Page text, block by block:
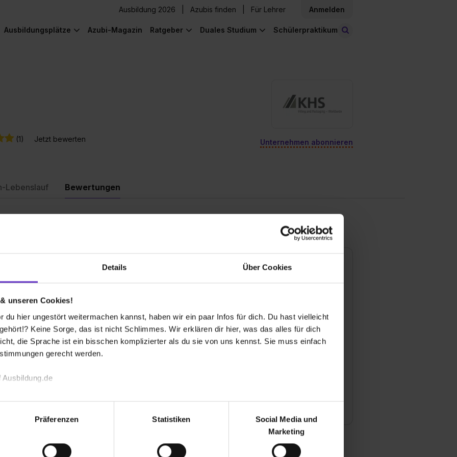
Details Über Cookies
unseren Cookies!
du hier ungestört weitermachen kannst, haben wir ein paar Infos für dich. Du hast vielleicht
Keine Sorge, das ist nicht Schlimmes. Wir erklären dir hier, was das alles für dich
die Sprache ist ein bisschen komplizierter als du sie von uns kennst. Sie muss einfach
gerecht werden.
Funktion unserer Webseite („Notwendig“), um von dir bei Benutzung der
zu speichern ( „Präferenzen“), die Zugriffe auf unsere Webseite zu analysieren
zu deiner Verwendung unserer Website an unsere Partner für soziale Medien, Werbung
um Inhalte und Anzeigen zu personalisieren („Social Media und Marketing“). Unsere
möglicherweise mit weiteren Daten zusammen, die du ihnen bereitgestellt hast oder die
Präferenzen Statistiken
Social Media und
Marketing
Ausbildung 2026 Azubis finden Für Lehrer Anmelden
Ausbildungsplätze Azubi-Magazin Ratgeber Duales Studium Schülerpraktikum
(1) Jetzt bewerten Unternehmen abonnieren
Lebenslauf Bewertungen
mechanisch, programmiertechnisch)
1. Ausbildungsjahr:
Bewertungen
Gesamtbewertung
Bewerte jetzt deine Ausbildung